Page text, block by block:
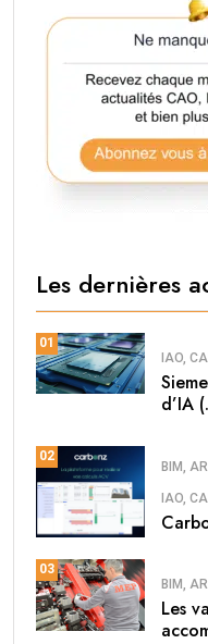
Les dernières
01
IAO,
d’IA
02
BIM,
IAO,
03
BIM,
Les